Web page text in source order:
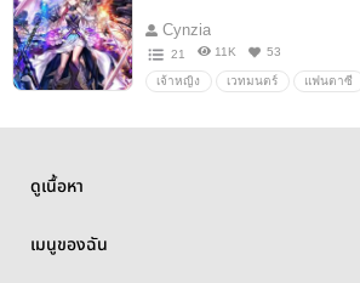
Cynzia
21 11K 53
เจ้าหญิง เวทมนตร์ แฟนตาซี
ดูเนื้อหา
เมนูของฉัน